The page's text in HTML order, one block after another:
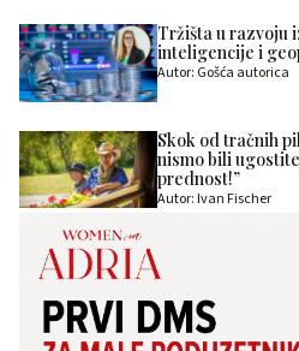
Tržišta u razvoju
inteligencije i
Autor: Gošća autorica
Skok od tračnih
nismo bili
prednost!”
Autor: Ivan Fischer